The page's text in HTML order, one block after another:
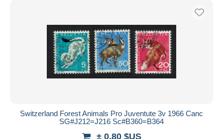
Switzerland Forest Animals Pro Juventute 3v 1966 Canc
SG#J212=J216 Sc#B360=B364
± 0,80 $US